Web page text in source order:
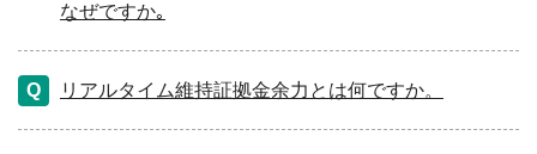
なぜですか｡
リアルタイム維持証拠金余力とは何ですか。